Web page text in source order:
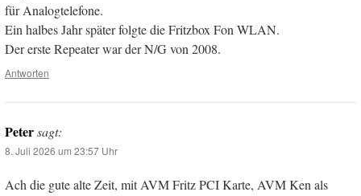
für Analogtelefone.
Ein halbes Jahr später folgte die Fritzbox Fon WLAN.
Der erste Repeater war der N/G von 2008.
Antworten
Petersagt:
8. Juli 2026 um 23:57 Uhr
Ach die gute alte Zeit, mit AVM Fritz PCI Karte, AVM Ken als